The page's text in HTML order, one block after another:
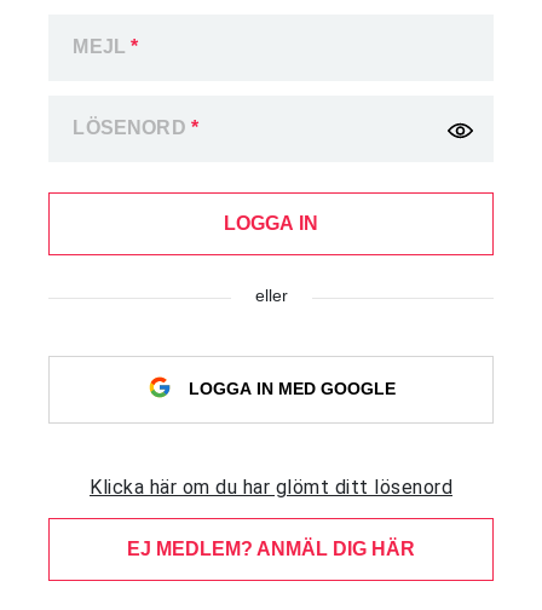
MEJL*
LÖSENORD *
LOGGA IN
eller
LOGGA IN MED GOOGLE
Klicka här om du har glömt ditt lösenord
EJ MEDLEM? ANMÄL DIG HÄR